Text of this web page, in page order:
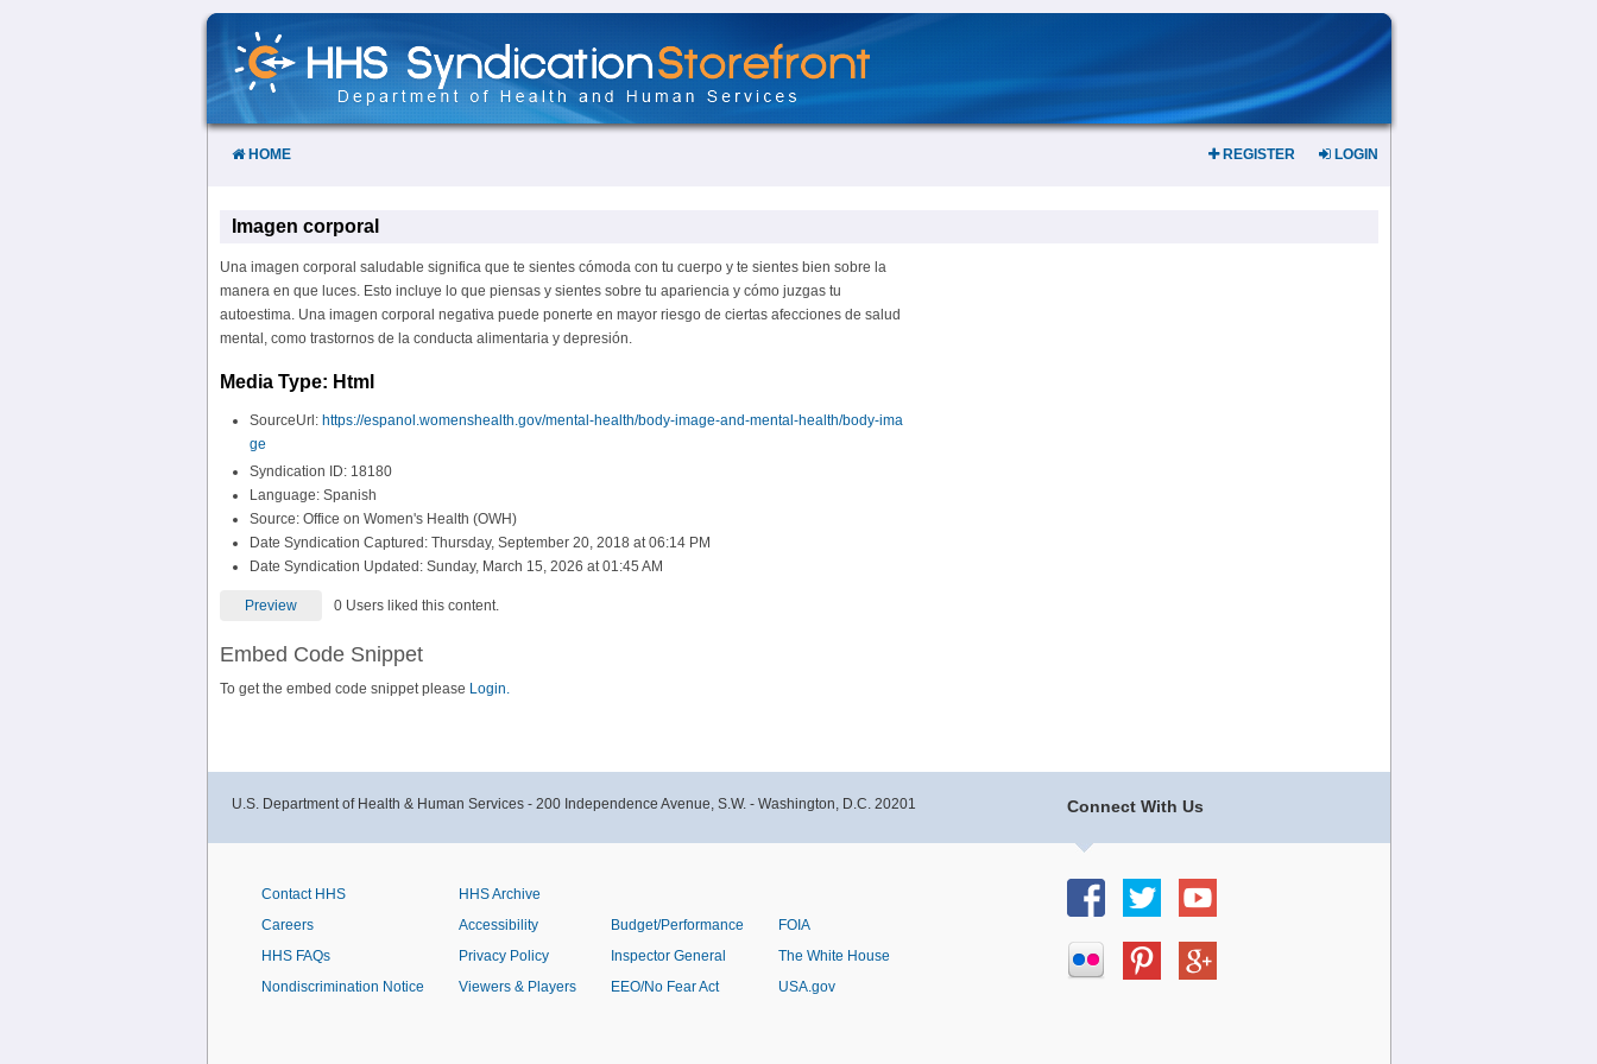
Skip
Content
HOME REGISTER LOGIN
Imagen corporal
Una imagen corporal saludable significa que te sientes cómoda con tu cuerpo y te sientes bien sobre la
manera en que luces. Esto incluye lo que piensas y sientes sobre tu apariencia y cómo juzgas tu
autoestima. Una imagen corporal negativa puede ponerte en mayor riesgo de ciertas afecciones de salud
mental, como trastornos de la conducta alimentaria y depresión.
Media Type: Html
SourceUrl: https://espanol.womenshealth.gov/mental-health/body-image-and-mental-health/body-ima
ge
Syndication ID: 18180
Language: Spanish
Source: Office on Women's Health (OWH)
Date Syndication Captured: Thursday, September 20, 2018 at 06:14 PM
Date Syndication Updated: Sunday, March 15, 2026 at 01:45 AM
Preview 0 Users liked this content.
Embed Code Snippet
To get the embed code snippet please Login.
Connect With Us
U.S. Department of Health & Human Services - 200 Independence Avenue, S.W. - Washington, D.C. 20201
Contact HHS
Careers
HHS FAQs
Nondiscrimination Notice
HHS Archive
Accessibility
Privacy Policy
Viewers & Players
Budget/Performance
Inspector General
EEO/No Fear Act
FOIA
The White House
USA.gov